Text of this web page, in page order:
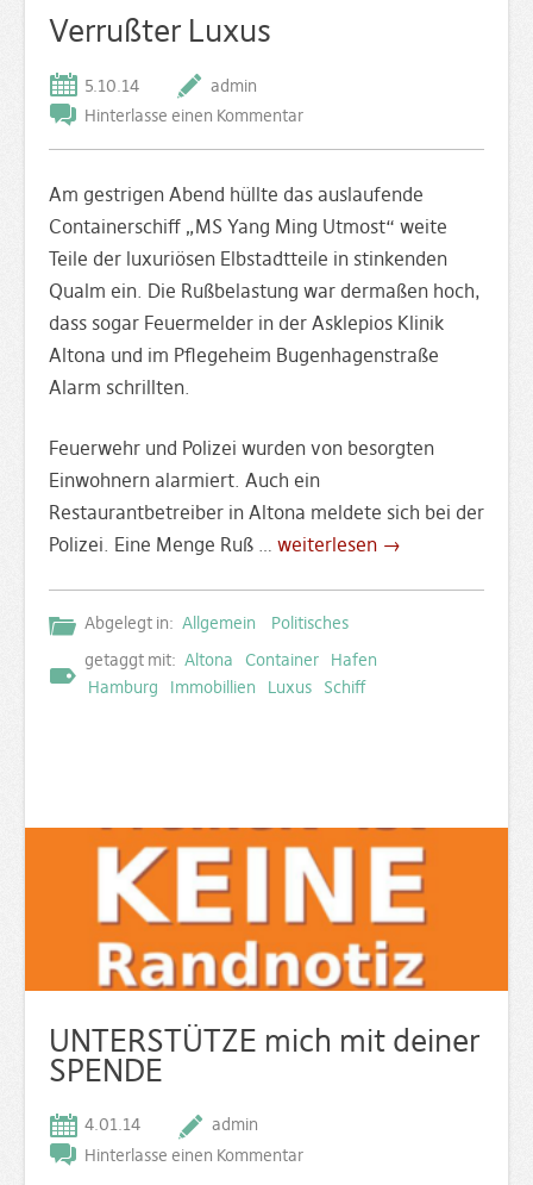
Verrußter Luxus
5.10.14
admin
Hinterlasse einen Kommentar
Am gestrigen Abend hüllte das auslaufende
Containerschiff „MS Yang Ming Utmost“ weite
Teile der luxuriösen Elbstadtteile in stinkenden
Qualm ein. Die Rußbelastung war dermaßen hoch,
dass sogar Feuermelder in der Asklepios Klinik
Altona und im Pflegeheim Bugenhagenstraße
Alarm schrillten.
Feuerwehr und Polizei wurden von besorgten
Einwohnern alarmiert. Auch ein
Restaurantbetreiber in Altona meldete sich bei der
Polizei. Eine Menge Ruß … weiterlesen →
Abgelegt in: Allgemein
Politisches
getaggt mit: Altona Container
Hafen
Hamburg
Immobillien Luxus Schiff
UNTERSTÜTZE mich mit deiner
SPENDE
4.01.14
admin
Hinterlasse einen Kommentar